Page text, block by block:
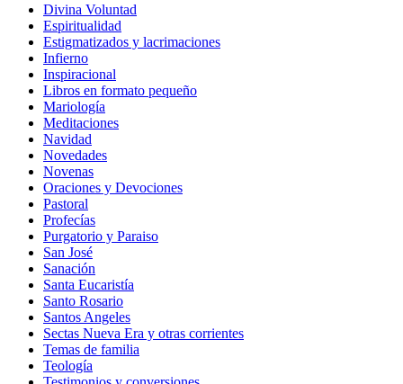
Divina Voluntad
Espiritualidad
Estigmatizados y lacrimaciones
Infierno
Inspiracional
Libros en formato pequeño
Mariología
Meditaciones
Navidad
Novedades
Novenas
Oraciones y Devociones
Pastoral
Profecías
Purgatorio y Paraiso
San José
Sanación
Santa Eucaristía
Santo Rosario
Santos Angeles
Sectas Nueva Era y otras corrientes
Temas de familia
Teología